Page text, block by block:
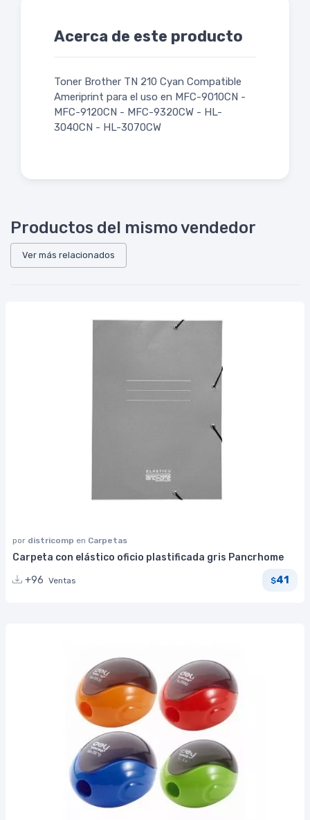
Acerca de este producto
Toner Brother TN 210 Cyan Compatible
Ameriprint para el uso en MFC-9010CN -
MFC-9120CN - MFC-9320CW - HL-
3040CN - HL-3070CW
Productos del mismo vendedor
Ver más relacionados
por districomp en Carpetas
Carpeta con elástico oficio plastificada gris Pancrhome
+96 Ventas $41